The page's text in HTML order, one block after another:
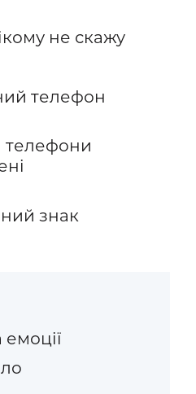
не скажу
телефон
телефони
знак